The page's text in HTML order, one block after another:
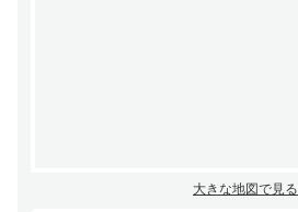
大きな地図で見る